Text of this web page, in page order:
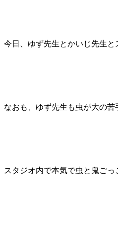
今日、ゆず先生とかいじ先生と
なおも、ゆず先生も虫が大の
スタジオ内で本気で虫と鬼ごっ